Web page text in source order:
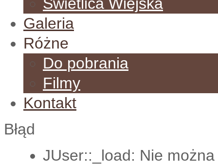
Galeria
Różne
Do pobrania
Filmy
Kontakt
Błąd
JUser::_load: Nie